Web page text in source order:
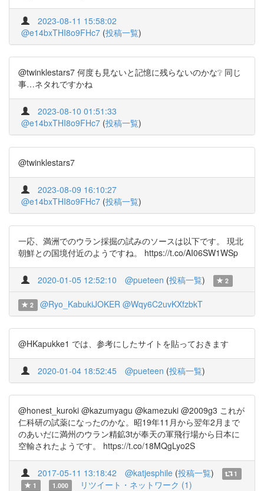
2023-08-11 15:58:02
@e14bxTHI8o9FHc7 (投稿一覧)
@twinklestars7 何度も見ないと記憶に残らないのかな❔ 同じ
事…ネタれですかね
2023-08-10 01:51:33
@e14bxTHI8o9FHc7 (投稿一覧)
@twinklestars7
2023-08-09 16:10:27
@e14bxTHI8o9FHc7 (投稿一覧)
一応、満洲でのウラン採掘の試みのソースは以下です。 現北
朝鮮との国境付近のようですね。 https://t.co/AI06SW1WSp
2020-01-05 12:52:10 @pueteen (投稿一覧) 2
2 @Ryo_KabukiJOKER @Wqy6C2uvKXfzbkT
@HKapukke1 では、参考にしたサイトを貼っておきます
2020-01-04 18:52:45 @pueteen (投稿一覧)
@honest_kuroki @kazumyagu @kamezuki @2009g3 これが
仁科研の試薬になったのかな。昭19年11月から翌年2月まで
のあいだに満州のウラン精鉱3tが奉天の軍飛行場から日本に
空輸されたようです。 https://t.co/18MQgLyo2S
2017-05-11 13:18:42 @katjesphile (投稿一覧)
1
1
1.000 リツイート・ネットワーク (1)